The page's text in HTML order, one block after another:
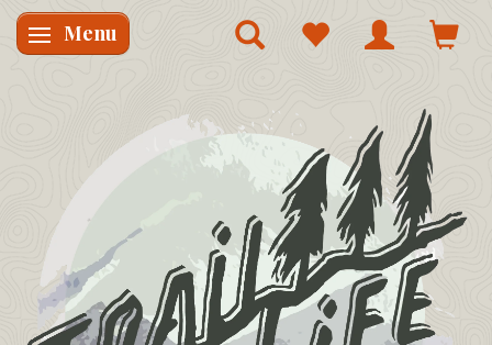
Skifte navigation
Menu